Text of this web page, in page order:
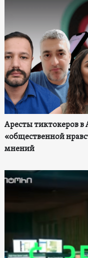
Аресты тиктокеров
«общественной
мнений